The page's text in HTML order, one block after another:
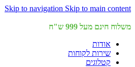
Skip to navigation Skip to main content
משלוח חינם מעל 999 ש"ח
אודות
שירות לקוחות
קטלוגים